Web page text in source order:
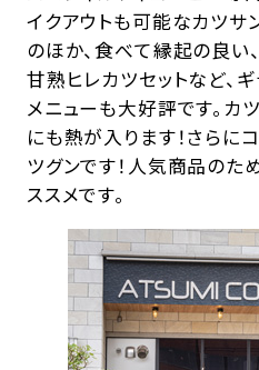
イクアウトも可能なカツサ
のほか、食べて縁起の良い
甘熟ヒレカツセットなど、
メニューも大好評です。カ
にも熱が入ります！さらに
ツグンです！人気商品のた
ススメです。